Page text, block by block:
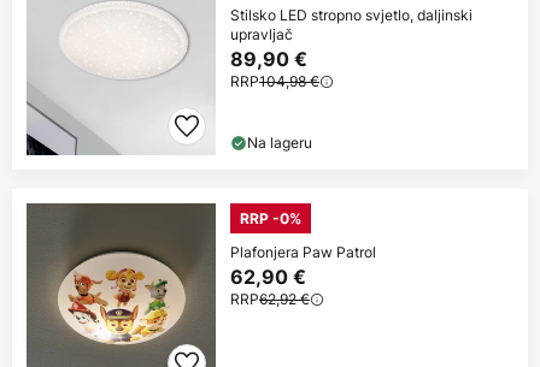
Stilsko LED stropno svjetlo, daljinski
upravljač
89,90 €
RRP104,98 €
Na lageru
RRP -0%
Plafonjera Paw Patrol
62,90 €
RRP62,92 €